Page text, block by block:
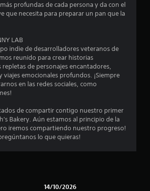
profundas de cada persona y da con el
que necesita para preparar un pan que la
LAB
indie de desarrolladores veteranos de
reunido para crear historias
repletas de personajes encantadores,
viajes emocionales profundos. ¡Siempre
en las redes sociales, como
de compartir contigo nuestro primer
Bakery. Aún estamos al principio de la
iremos compartiendo nuestro progreso!
lo que quieras!
14/10/2026